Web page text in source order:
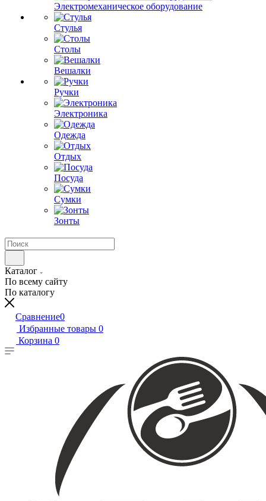
Электромеханическое оборудование
Стулья
Столы
Вешалки
Ручки
Электроника
Одежда
Отдых
Посуда
Сумки
Зонты
Каталог
По всему сайту
По каталогу
Сравнение0
Избранные товары 0
Корзина 0